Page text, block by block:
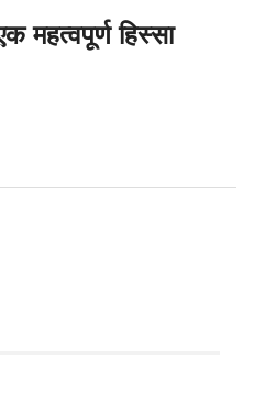
महत्वपूर्ण हिस्सा